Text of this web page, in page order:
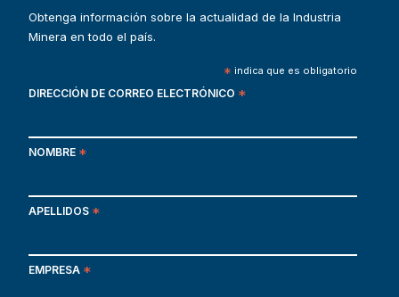
Obtenga información sobre la actualidad de la Industria
Minera en todo el país.
* indica que es obligatorio
DIRECCIÓN DE CORREO ELECTRÓNICO *
NOMBRE *
APELLIDOS *
EMPRESA *